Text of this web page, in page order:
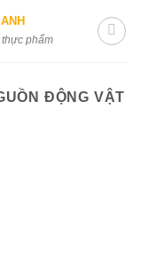
phẩm
ĐỘNG VẬT